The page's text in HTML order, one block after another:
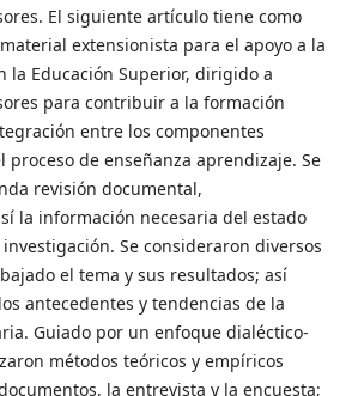
El siguiente artículo tiene como
extensionista para el apoyo a la
la Educación Superior, dirigido a
para contribuir a la formación
entre los componentes
proceso de enseñanza aprendizaje. Se
revisión documental,
la información necesaria del estado
Se consideraron diversos
el tema y sus resultados; así
antecedentes y tendencias de la
Guiado por un enfoque dialéctico-
métodos teóricos y empíricos
la entrevista y la encuesta;